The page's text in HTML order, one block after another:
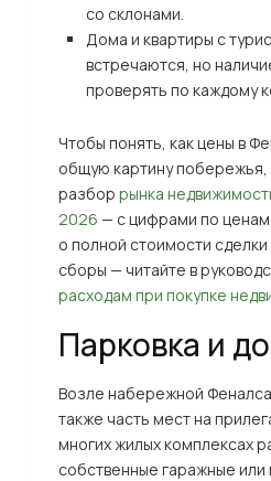
со склонами.
Дома и квартиры с
встречаются, но
проверять по каждому
Чтобы понять, как цены в
общую картину
разбор рынка
2026 — с цифрами по
о полной стоимости сделки
сборы — читайте в
расходам при покупке
Парковка и
Возле набережной Феналса
также часть мест на
многих жилых комплексах
собственные гаражные